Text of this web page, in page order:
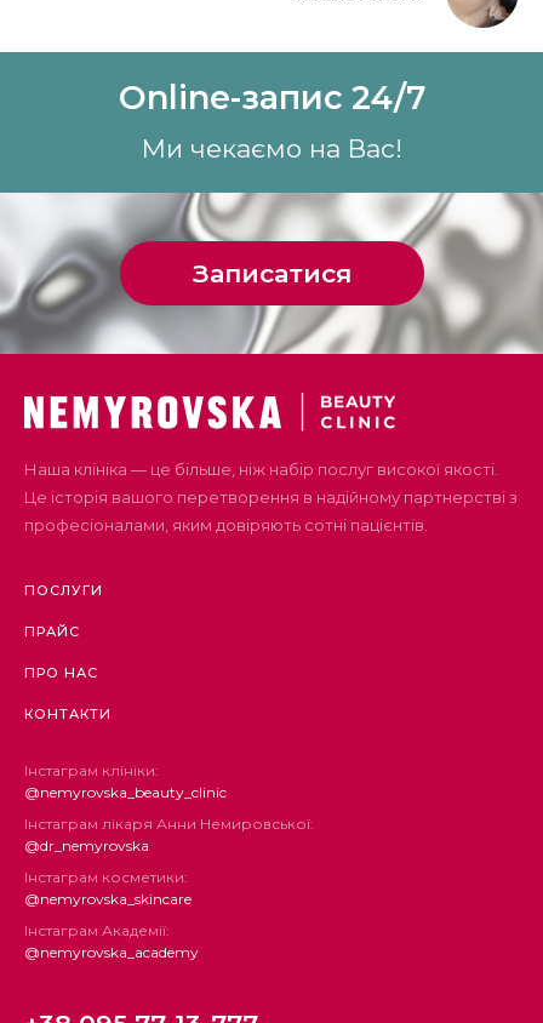
Online-запис 24/7
Ми чекаємо на Вас!
Записатися
Наша клініка — це більше, ніж набір послуг високої якості.
Це історія вашого перетворення в надійному партнерстві з
професіоналами, яким довіряють сотні пацієнтів.
ПОСЛУГИ
ПРАЙС
ПРО НАС
КОНТАКТИ
Інстаграм клініки:
@nemyrovska_beauty_clinic
Інстаграм лікаря Анни Немировської:
@dr_nemyrovska
Інстаграм косметики:
@nemyrovska_skincare
Інстаграм Академії:
@nemyrovska_academy